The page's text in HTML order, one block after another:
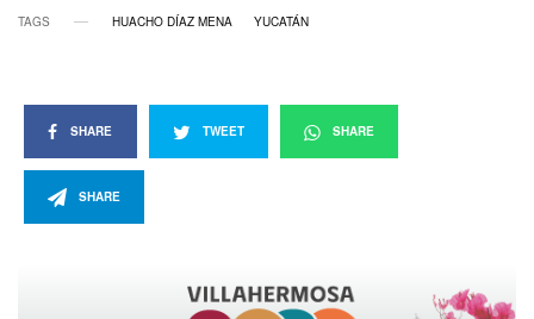
TAGS HUACHO DÍAZ MENA YUCATÁN
SHARE TWEET SHARE
SHARE